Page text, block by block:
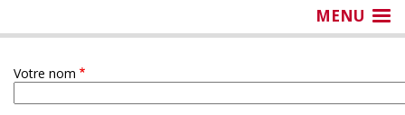
MENU
Votre nom